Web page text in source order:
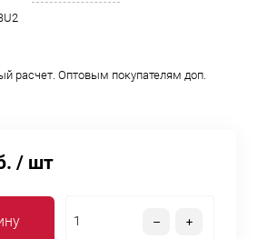
расчет. Оптовым покупателям доп.
/ шт